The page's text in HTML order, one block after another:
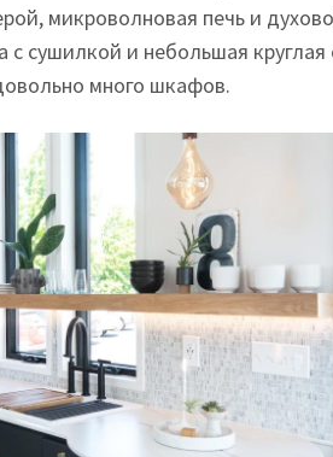
микроволновая печь и
сушилкой и небольшая круглая
много шкафов.